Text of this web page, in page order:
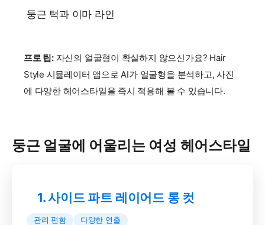
둥근 턱과 이마 라인
프로 팁:자신의 얼굴형이 확실하지 않으신가요? Hair
Style 시뮬레이터 앱으로 AI가 얼굴형을 분석하고, 사진
에 다양한 헤어스타일을 즉시 적용해 볼 수 있습니다.
둥근 얼굴에 어울리는 여성 헤어스타일
1. 사이드 파트 레이어드 롱 컷
관리 편함 다양한 연출